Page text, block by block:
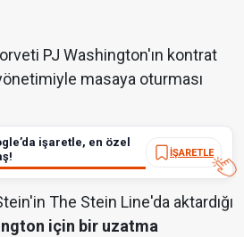
PJ Washington'ın kontrat
masaya oturması
işaretle, en özel
İŞARETLE
The Stein Line'da aktardığı
için bir uzatma